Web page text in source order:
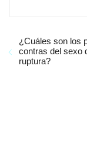
¿Cuáles son los
contras del sexo
ruptura?